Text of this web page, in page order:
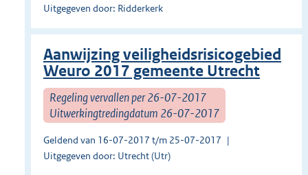
Uitgegeven door: Ridderkerk
Aanwijzing veiligheidsrisicogebied
Weuro 2017 gemeente Utrecht
Regeling vervallen per 26-07-2017
Uitwerkingtredingdatum 26-07-2017
Geldend van 16-07-2017 t/m 25-07-2017
Uitgegeven door: Utrecht (Utr)